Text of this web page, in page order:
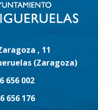
, 11
(Zaragoza)
656 002
656 176